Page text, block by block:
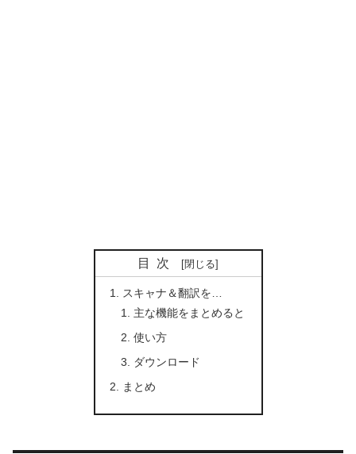
目次
スキャナ＆翻訳を…
主な機能をまとめると
使い方
ダウンロード
まとめ